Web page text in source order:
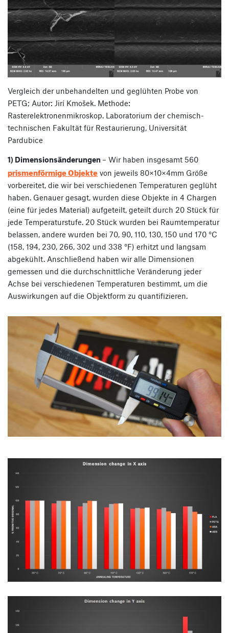
Vergleich der unbehandelten und geglühten Probe von
PETG; Autor: Jirí Kmošek. Methode:
Rasterelektronenmikroskop. Laboratorium der chemisch-
technischen Fakultät für Restaurierung, Universität
Pardubice
1) Dimensionsänderungen– Wir haben insgesamt 560
prismenförmige Objekte von jeweils 80×10×4mm Größe
vorbereitet, die wir bei verschiedenen Temperaturen geglüht
haben. Genauer gesagt, wurden diese Objekte in 4 Chargen
(eine für jedes Material) aufgeteilt, geteilt durch 20 Stück für
jede Temperaturstufe. 20 Stück wurden bei Raumtemperatur
belassen, andere wurden bei 70, 90, 110, 130, 150 und 170 °C
(158, 194, 230, 266, 302 und 338 °F) erhitzt und langsam
abgekühlt. Anschließend haben wir alle Dimensionen
gemessen und die durchschnittliche Veränderung jeder
Achse bei verschiedenen Temperaturen bestimmt, um die
Auswirkungen auf die Objektform zu quantifizieren.